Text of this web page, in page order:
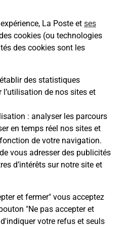
La Poste et ses
cookies (ou technologies
des cookies sont les
des statistiques
de nos sites et
: analyser les parcours
en temps réel nos sites et
de votre navigation.
vous adresser des publicités
d’intérêts sur notre site et
et fermer" vous acceptez
"Ne pas accepter et
votre refus et seuls